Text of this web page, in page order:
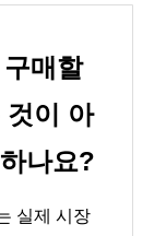
매할
것이 아
나요?
실제 시장